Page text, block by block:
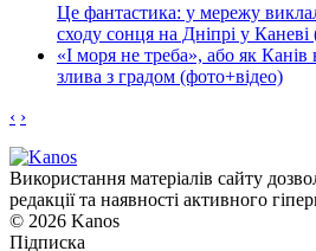
Це фантастика: у мережу
сходу сонця на Дніпрі у Каневі
«І моря не треба», або як
злива з градом (фото+відео)
‹ ›
Використання матеріалів сайту
редакції та наявності активного
© 2026 Kanos
Підписка